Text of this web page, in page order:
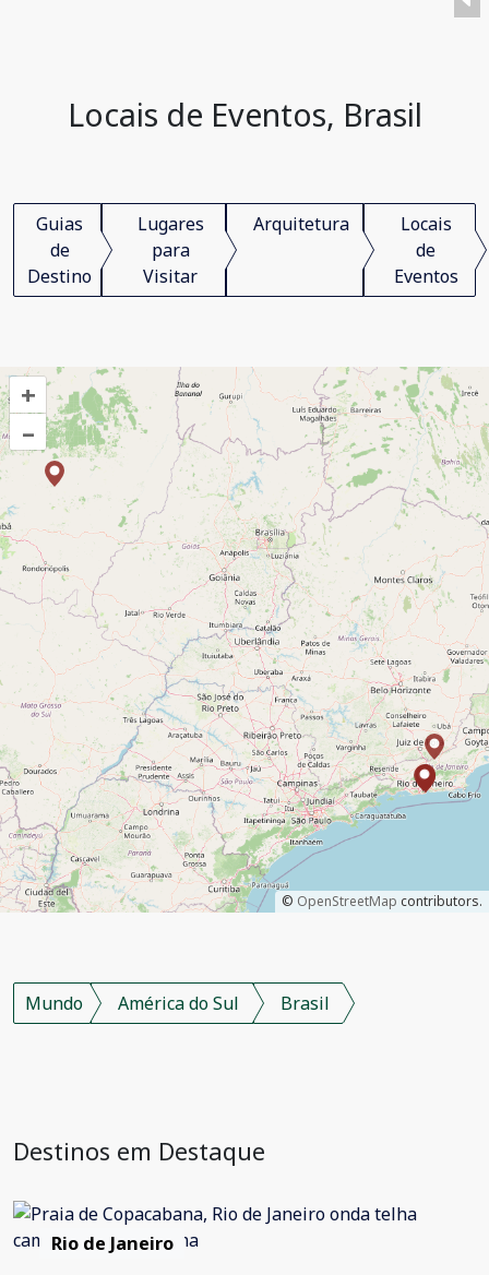
Locais de Eventos, Brasil
Guias
de
Destino
Lugares
para
Visitar
Arquitetura
Locais
de
Eventos
+
–
© OpenStreetMap contributors.
Mundo América do Sul Brasil
Destinos em Destaque
Rio de Janeiro